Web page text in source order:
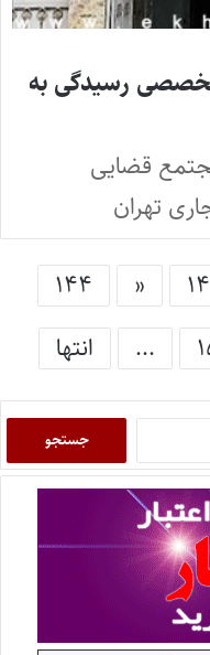
رسیدگی به
قضایی
تهران
«
۱۴۴
... انتها